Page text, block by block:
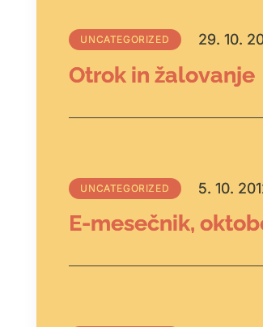
UNCATEGORIZED 29. 10.
Otrok in žalovanje
UNCATEGORIZED 5. 10.
E-mesečnik,